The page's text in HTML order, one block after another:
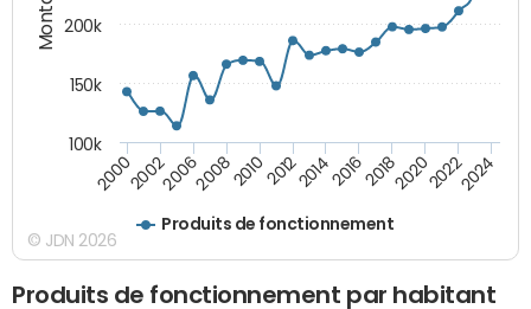
Produits de fonctionnement
200020022006200820102012201420162018202020222024
100k
150k
200k
© JDN 2026
Produits de fonctionnement par habitant